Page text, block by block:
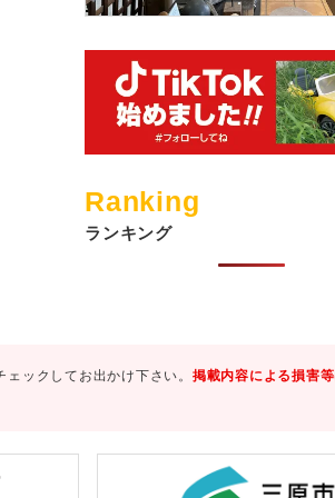
Ranking
ランキング
ェックしてお出かけ下さい。 掲載内容による損害